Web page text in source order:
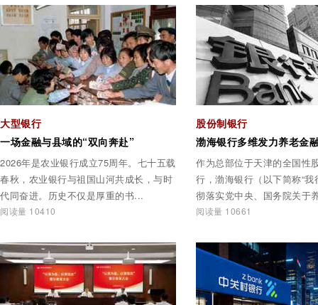
大型银行
一场金融与县域的“双向奔赴”
2026年是农业银行成立75周年。七十五载
春秋，农业银行与祖国山河共成长，与时
代同奋进。历史不仅是厚重的书...
阅读量 10410
股份制银行
作为总部位于天津的全国性
行，渤海银行（以下简称“我
彻落实党中央、国务院关于
阅读量 10661